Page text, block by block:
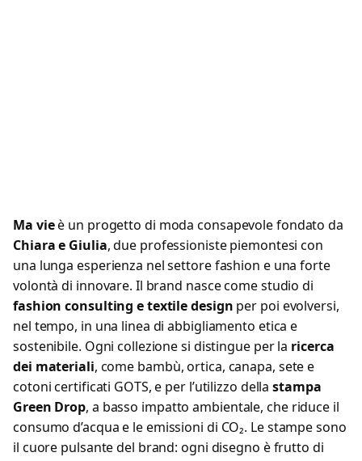
Ma vieè un progetto di moda consapevole fondato da
Chiara e Giulia, due professioniste piemontesi con
una lunga esperienza nel settore fashion e una forte
volontà di innovare. Il brand nasce come studio di
fashion consulting e textile design per poi evolversi,
nel tempo, in una linea di abbigliamento etica e
sostenibile. Ogni collezione si distingue per la ricerca
dei materiali, come bambù, ortica, canapa, sete e
cotoni certificati GOTS, e per l’utilizzo dellastampa
Green Drop, a basso impatto ambientale, che riduce il
consumo d’acqua e le emissioni di CO₂. Le stampe sono
il cuore pulsante del brand: ogni disegno è frutto di